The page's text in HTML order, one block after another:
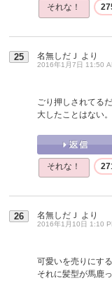
それな！
25 名無しだＪ より
2016年1月7日 11:50
ごり押しされてる
大したことはない。
それな！
26 名無しだＪ より
2016年1月10日 1:10
可愛いを売りにす
それに髪型が馬鹿っ